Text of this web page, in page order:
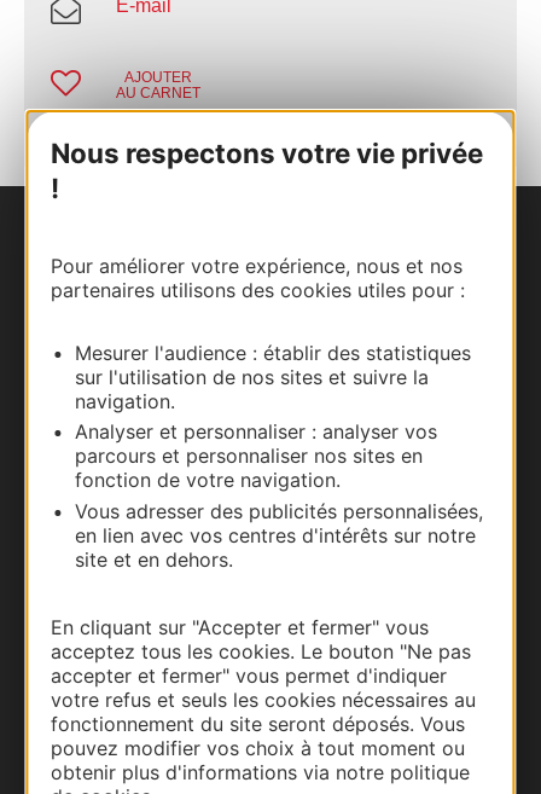
Nous respectons votre vie privée
!
Pour améliorer votre expérience, nous et nos
partenaires utilisons des cookies utiles pour :
Mesurer l'audience : établir des statistiques
sur l'utilisation de nos sites et suivre la
navigation.
Analyser et personnaliser : analyser vos
parcours et personnaliser nos sites en
fonction de votre navigation.
Vous adresser des publicités personnalisées,
en lien avec vos centres d'intérêts sur notre
site et en dehors.
En cliquant sur "Accepter et fermer" vous
acceptez tous les cookies. Le bouton "Ne pas
accepter et fermer" vous permet d'indiquer
votre refus et seuls les cookies nécessaires au
fonctionnement du site seront déposés. Vous
pouvez modifier vos choix à tout moment ou
obtenir plus d'informations via notre politique
E-mail
AJOUTER
AU CARNET
Carte interactive
Documentation
Thermalisme
Business/Mice
Pros d'Occitanie
Site presse et d'influence